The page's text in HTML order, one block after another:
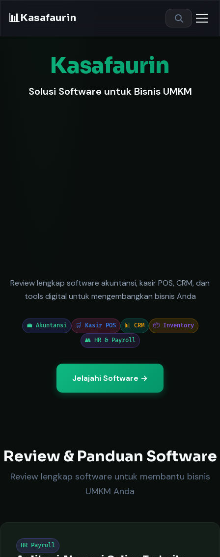
📊Kasafaurin
Kasafaurin
Solusi Software untuk Bisnis UMKM
Review lengkap software akuntansi, kasir POS, CRM, dan
tools digital untuk mengembangkan bisnis Anda
💼 Akuntansi 🛒 Kasir POS 📊 CRM
📦 Inventory
👥 HR & Payroll
Jelajahi Software →
Review & Panduan Software
Review lengkap software untuk membantu bisnis
UMKM Anda
HR Payroll